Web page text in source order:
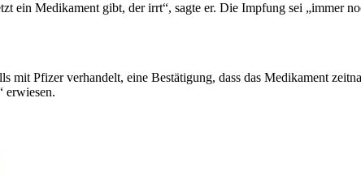
ein Medikament gibt, der irrt“, sagte er. Die Impfung sei „immer
Pfizer verhandelt, eine Bestätigung, dass das Medikament
erwiesen.